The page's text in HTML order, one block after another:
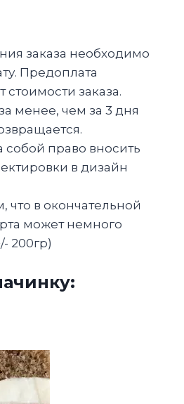
заказа необходимо
Предоплата
стоимости заказа.
менее, чем за 3 дня
собой право вносить
в дизайн
в окончательной
может немного
200гр)